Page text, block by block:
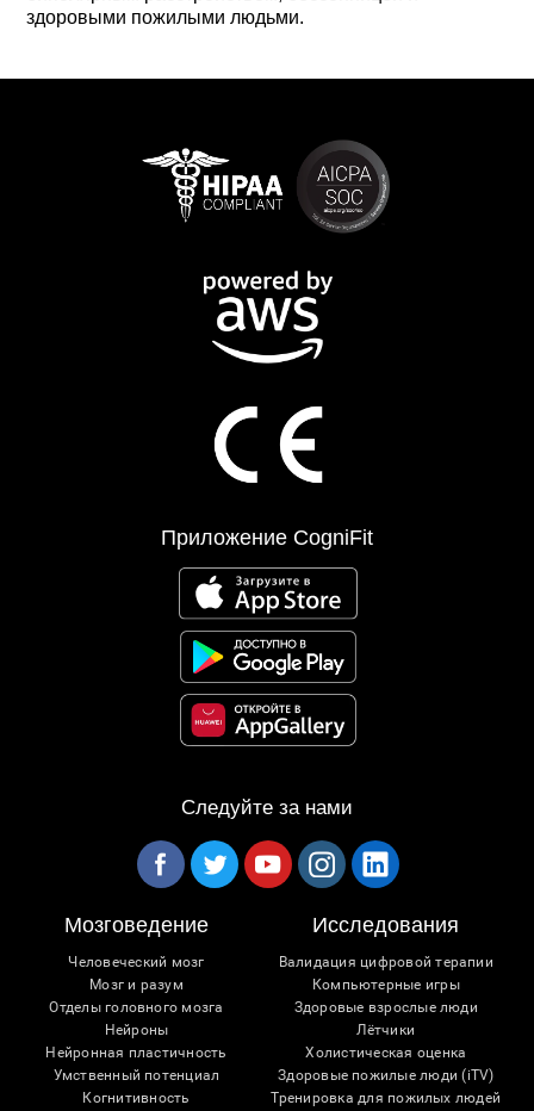
здоровыми пожилыми людьми.
Приложение CogniFit
Следуйте за нами
Мозговедение
Человеческий мозг
Мозг и разум
Отделы головного мозга
Нейроны
Нейронная пластичность
Умственный потенциал
Когнитивность
Исследования
Валидация цифровой терапии
Компьютерные игры
Здоровые взрослые люди
Лётчики
Холистическая оценка
Здоровые пожилые люди (iTV)
Тренировка для пожилых людей